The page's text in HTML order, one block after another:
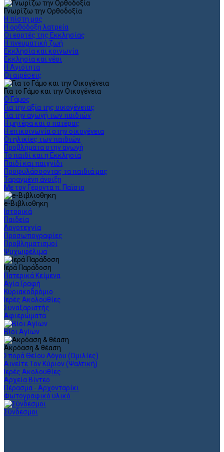
Γνωρίζω την Ορθοδοξία
Η πίστη μας
Η ορθόδοξη λατρεία
Οι εορτές της Εκκλησίας
Η πνευματική ζωή
Εκκλησία και κοινωνία
Εκκλησία και νέοι
Η Αγιότητα
Οι αιρέσεις
Για το Γάμο και την Οικογένεια
Ο Γάμος
Για την αξία της οικογένειας
Για την αγωγή των παιδιών
Η μητέρα και ο πατέρας
Η επικοινωνία στην οικογένεια
Οι ηλικίες των παιδιών
Προβλήματα στην αγωγή
Το παιδί και η Εκκλησία
Παιδί και παιχνίδι
Προφυλάσσοντας τα παιδιά μας
Ταραγμένη άνοιξη
Με τον Γέροντα π. Παϊσιο
e-Βιβλιοθηκη
Ιστορικά
Παιδεία
Λογοτεχνία
Προσωπογραφίες
Προβληματισμοί
Ψυχωφέλιμα
Ιερά Παράδοση
Πατερικά Κείμενα
Αγία Γραφή
Κυριακοδρόμιο
Ιερές Ακολουθίες
Συναξαριστής
Αφιερώματα
Βίοι Αγίων
Ακρόαση & θέαση
Σπορά Θείου Λόγου (Ομιλίες)
Αινείτε Τον Κύριον (Ψαλτική)
Ιερές Ακολουθίες
Αρχεία Βίντεο
Πέρασμα - Αρχονταρίκι
Φωτογραφικό υλικό
Σύνδεσμοι